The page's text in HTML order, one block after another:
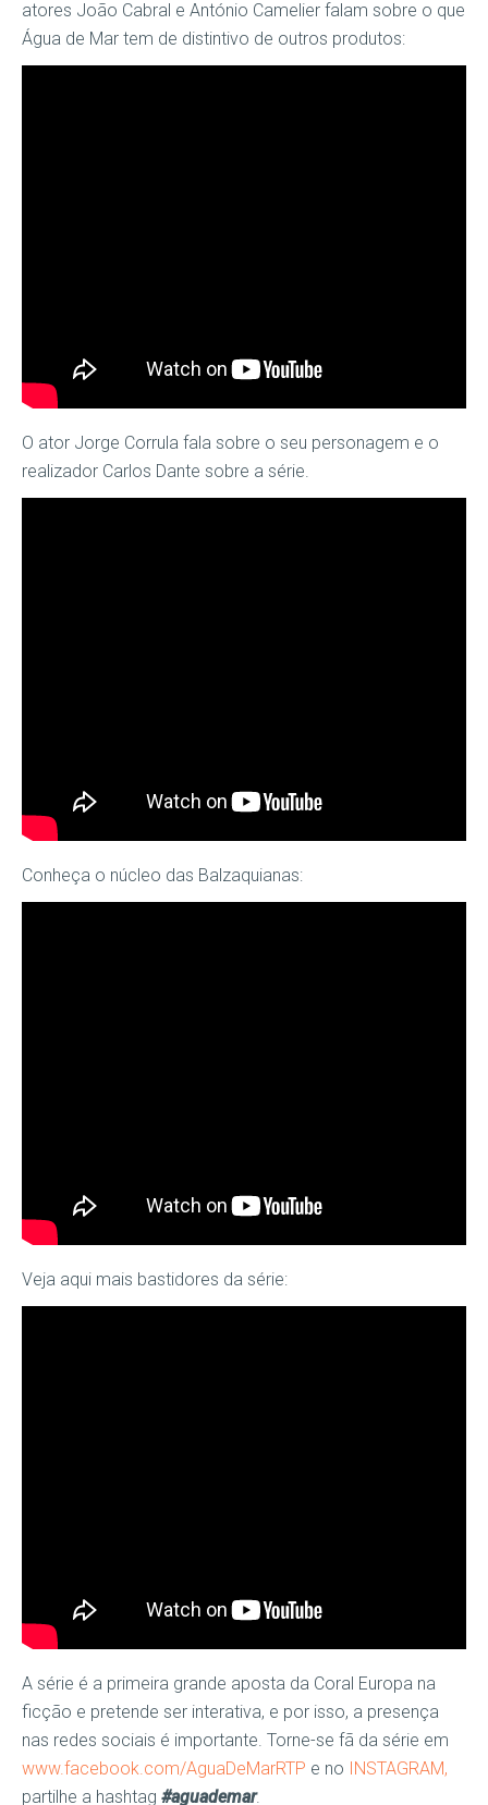
atores João Cabral e António Camelier falam sobre o que
Água de Mar tem de distintivo de outros produtos:
O ator Jorge Corrula fala sobre o seu personagem e o
realizador Carlos Dante sobre a série.
Conheça o núcleo das Balzaquianas:
Veja aqui mais bastidores da série:
A série é a primeira grande aposta da Coral Europa na
ficção e pretende ser interativa, e por isso, a presença
nas redes sociais é importante. Torne-se fã da série em
www.facebook.com/AguaDeMarRTP e no INSTAGRAM,
partilhe a hashtag #aguademar.